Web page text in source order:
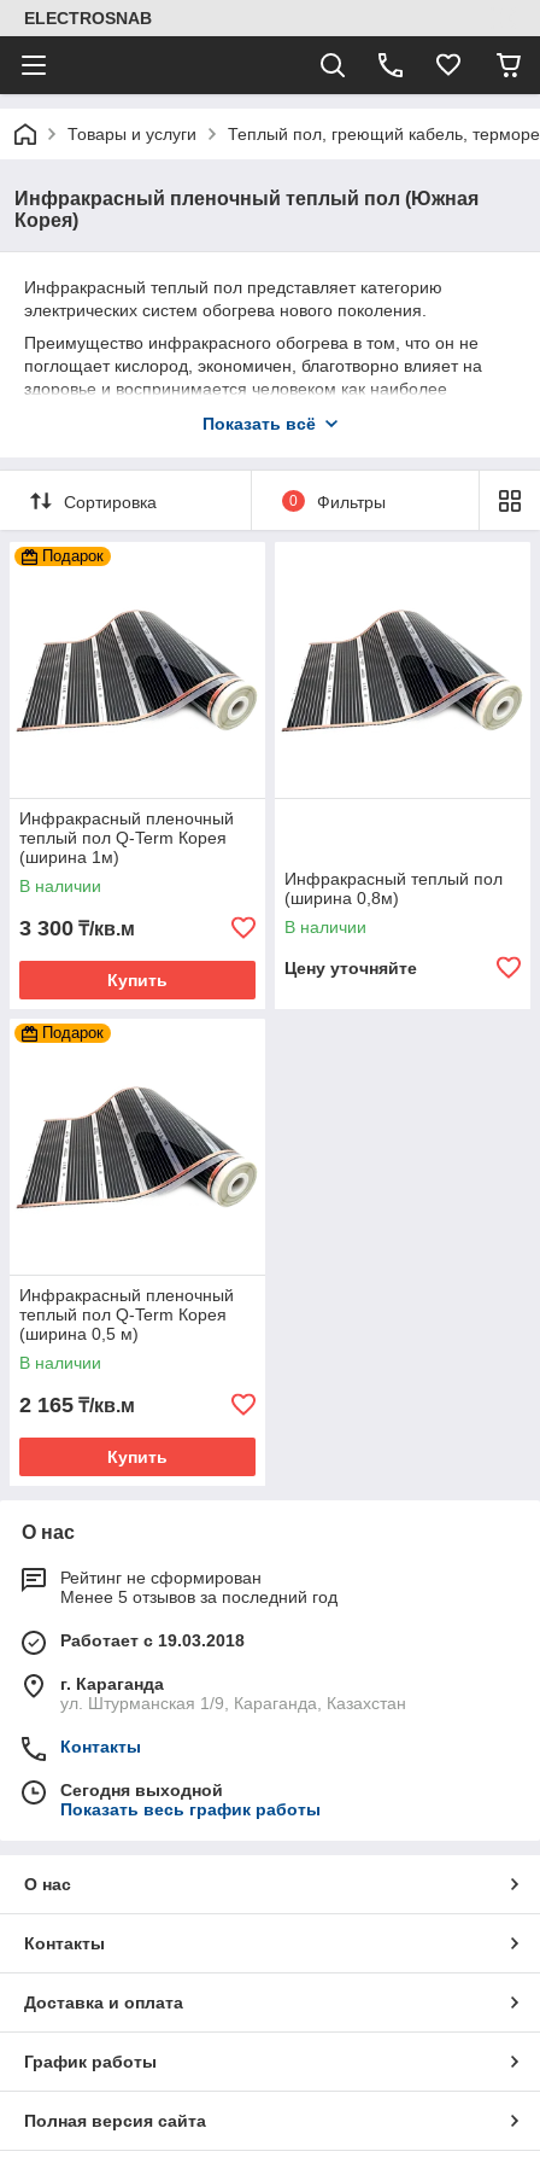
ELECTROSNAB
Товары и услуги Теплый пол, греющий кабель,
Инфракрасный пленочный теплый пол (Южная
Корея)
Инфракрасный теплый пол представляет категорию
электрических систем обогрева нового поколения.
Преимущество инфракрасного обогрева в том, что он не
поглощает кислород , экономичен, благотворно влияет на
здоровье и воспринимается человеком как наиболее
является носителем инфракрасного тепла, вырабатывая
вследствие чего, вырабатываемое имтепло является
биологически оптимальным для человека и оказывает
положительное воздействие на здоровье.
Показать всё
Сортировка 0 Фильтры
Подарок
Инфракрасный пленочный
теплый пол Q-Term Корея
(ширина 1м)
В наличии
3 300 ₸/кв.м
Купить
Инфракрасный теплый пол
(ширина 0,8м)
В наличии
Цену уточняйте
Подарок
Инфракрасный пленочный
теплый пол Q-Term Корея
(ширина 0,5 м)
В наличии
2 165 ₸/кв.м
Купить
О нас
Рейтинг не сформирован
Менее 5 отзывов за последний год
Работает с 19.03.2018
г. Караганда
ул. Штурманская 1/9, Караганда, Казахстан
Контакты
Сегодня выходной
Показать весь график работы
О нас
Контакты
Доставка и оплата
График работы
Полная версия сайта